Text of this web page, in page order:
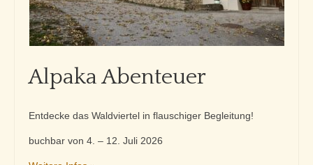
Alpaka Abenteuer
Entdecke das Waldviertel in flauschiger Begleitung!
buchbar von 4. – 12. Juli 2026